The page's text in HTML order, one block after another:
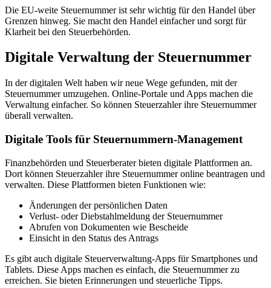
Die EU-weite Steuernummer ist sehr wichtig für den Handel über
Grenzen hinweg. Sie macht den Handel einfacher und sorgt für
Klarheit bei den Steuerbehörden.
Digitale Verwaltung der Steuernummer
In der digitalen Welt haben wir neue Wege gefunden, mit der
Steuernummer umzugehen. Online-Portale und Apps machen die
Verwaltung einfacher. So können Steuerzahler ihre Steuernummer
überall verwalten.
Digitale Tools für Steuernummern-Management
Finanzbehörden und Steuerberater bieten digitale Plattformen an.
Dort können Steuerzahler ihre Steuernummer online beantragen und
verwalten. Diese Plattformen bieten Funktionen wie:
Änderungen der persönlichen Daten
Verlust- oder Diebstahlmeldung der Steuernummer
Abrufen von Dokumenten wie Bescheide
Einsicht in den Status des Antrags
Es gibt auch digitale Steuerverwaltung-Apps für Smartphones und
Tablets. Diese Apps machen es einfach, die Steuernummer zu
erreichen. Sie bieten Erinnerungen und steuerliche Tipps.